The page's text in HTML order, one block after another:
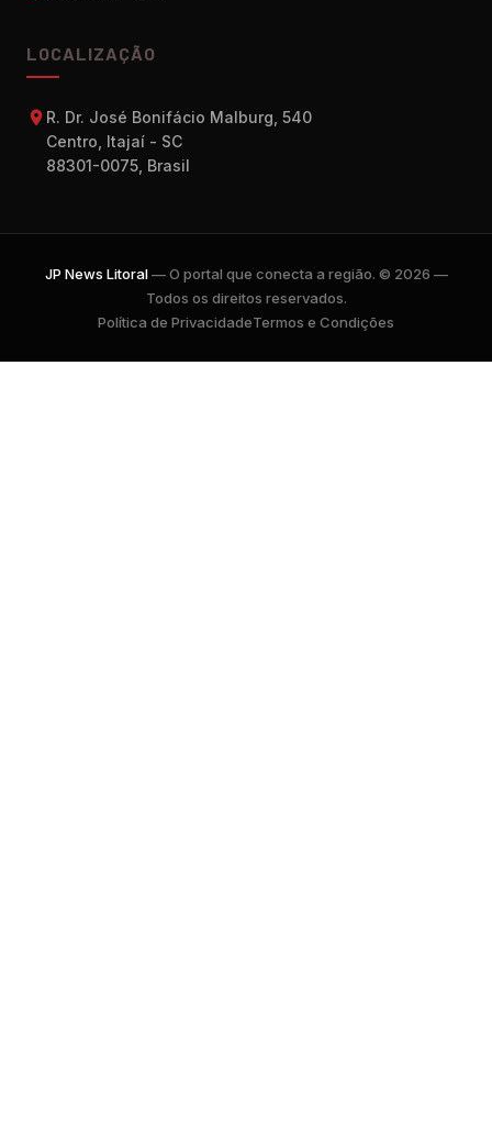
LOCALIZAÇÃO
R. Dr. José Bonifácio Malburg, 540
Centro, Itajaí - SC
88301-0075, Brasil
JP News Litoral— O portal que conecta a região. © 2026 —
Todos os direitos reservados.
Política de PrivacidadeTermos e Condições